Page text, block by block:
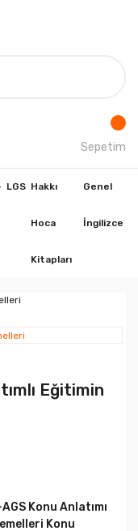
Sepetim
LGS Hakkı
Hoca
Kitapları
Genel
İngilizce
Eğitimin
Konu Anlatımı
Konu